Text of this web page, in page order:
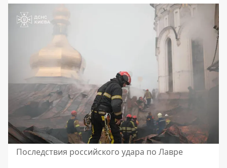
Последствия российского удара по Лавре